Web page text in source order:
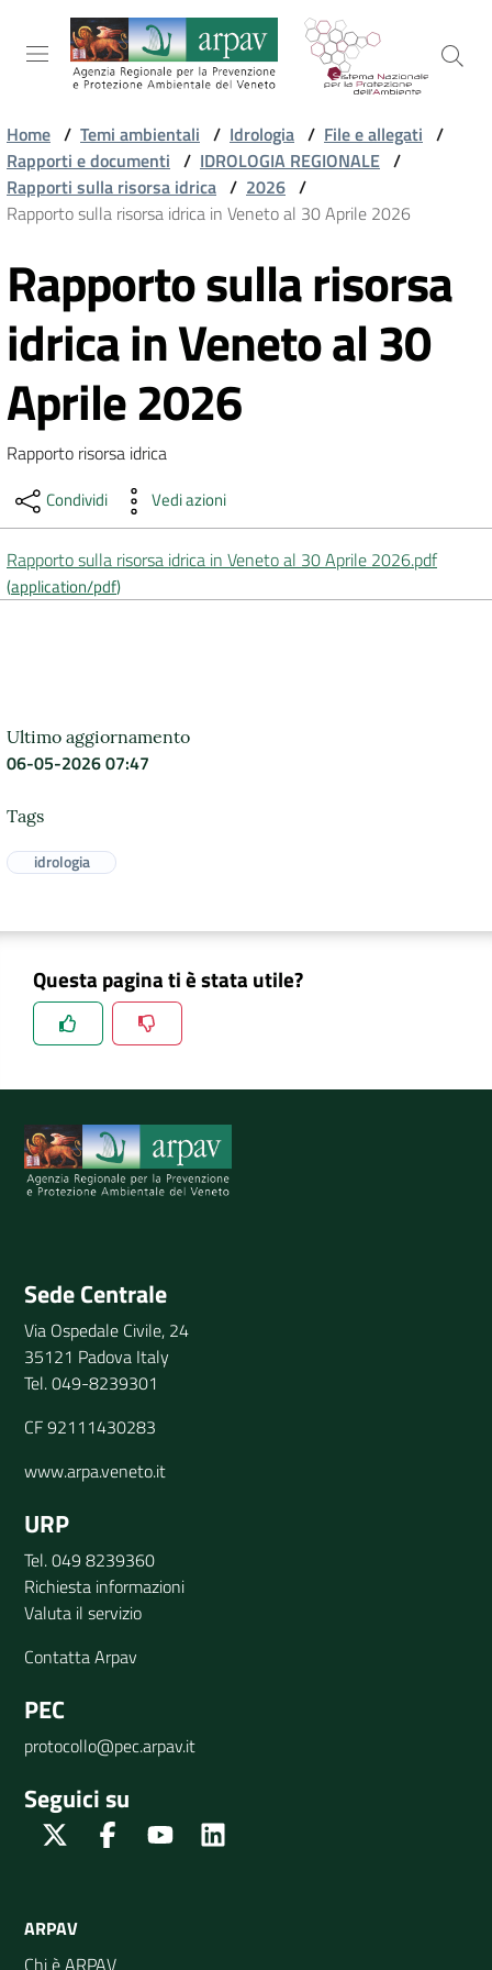
Salta al contenuto
Salta alla navigazione
Salta al footer
ARPAV
AMBIENTALI
TERRITORIO
SERVIZI
DATI
AMBIENTALI
Home / Temi ambientali / Idrologia / File e allegati /
Rapporti e documenti / IDROLOGIA REGIONALE /
Rapporti sulla risorsa idrica / 2026 /
Rapporto sulla risorsa idrica in Veneto al 30 Aprile 2026
Vai al contenuto
Rapporto sulla risorsa
idrica in Veneto al 30
Aprile 2026
Rapporto risorsa idrica
Condividi Vedi azioni
Rapporto sulla risorsa idrica in Veneto al 30 Aprile 2026.pdf
(application/pdf)
Ultimo aggiornamento
06-05-2026 07:47
Tags
idrologia
Questa pagina ti è stata utile?
Spiegaci perchè, e aiutaci a migliorare il servizio
Sede Centrale
Via Ospedale Civile, 24
35121 Padova Italy
Tel. 049-8239301
CF 92111430283
www.arpa.veneto.it
URP
Tel. 049 8239360
Richiesta informazioni
Valuta il servizio
Contatta Arpav
PEC
protocollo@pec.arpav.it
Seguici su
Twitter FacebookYoutube
ARPAV
Chi è ARPAV